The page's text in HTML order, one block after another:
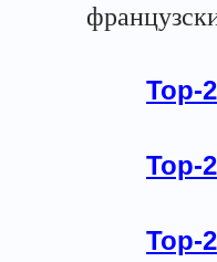
Top-
Top-
Top-